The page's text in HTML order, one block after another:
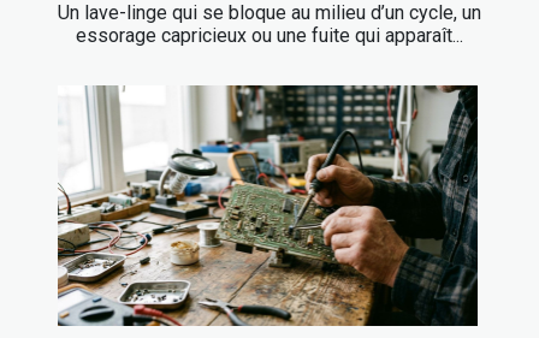
Un lave-linge qui se bloque au milieu d’un cycle, un
essorage capricieux ou une fuite qui apparaît...